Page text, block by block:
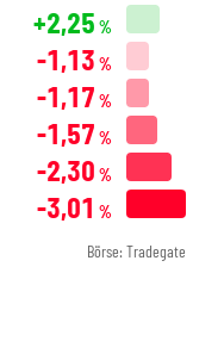
+2,25 %
-1,13 %
-1,17 %
-1,57 %
-2,30 %
-3,01 %
Börse: Tradegate